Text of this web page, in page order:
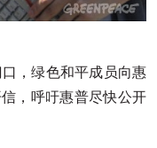
，绿色和平成员向惠
，呼吁惠普尽快公开